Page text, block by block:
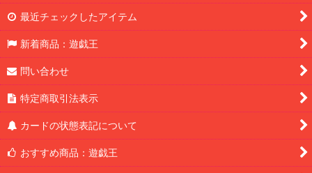
最近チェックしたアイテム
新着商品：遊戯王
問い合わせ
特定商取引法表示
カードの状態表記について
おすすめ商品：遊戯王